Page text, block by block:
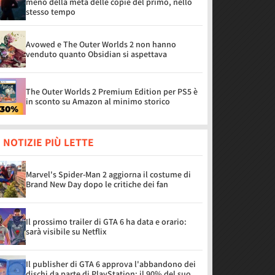
stesso tempo
Avowed e The Outer Worlds 2 non hanno
venduto quanto Obsidian si aspettava
The Outer Worlds 2 Premium Edition per PS5 è
in sconto su Amazon al minimo storico
NOTIZIE PIÙ LETTE
Marvel's Spider-Man 2 aggiorna il costume di
Brand New Day dopo le critiche dei fan
Il prossimo trailer di GTA 6 ha data e orario:
sarà visibile su Netflix
Il publisher di GTA 6 approva l'abbandono dei